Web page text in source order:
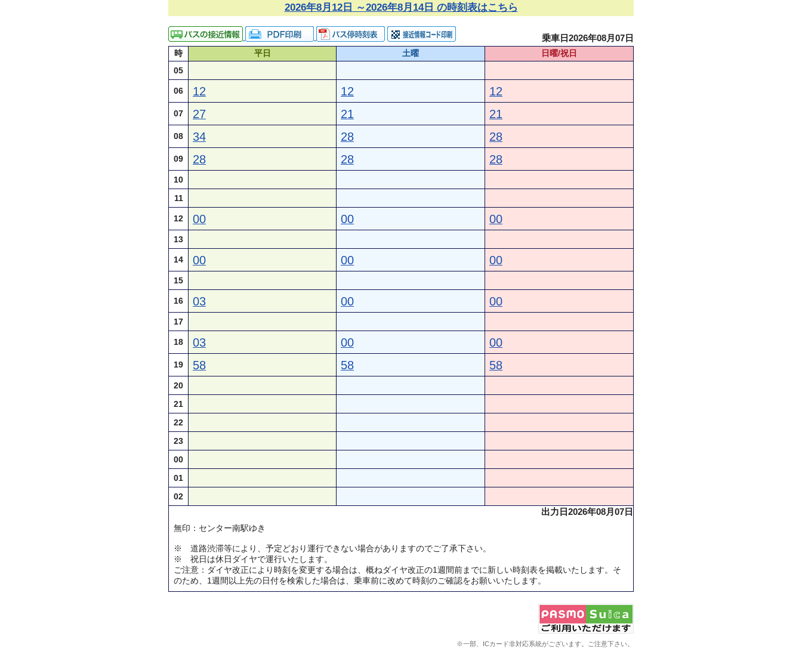
2026年8月12日 ～2026年8月14日 の時刻表はこちら
乗車日2026年08月07日
時 平日 土曜
日曜/祝日
05
06 12 12 12
07 27 21 21
08 34 28 28
09 28 28 28
10
11
12 00 00 00
13
14 00 00 00
15
16 03 00 00
17
18 03 00 00
19 58 58 58
20
21
22
23
00
01
02
出力日2026年08月07日
無印：センター南駅ゆき
※ 道路渋滞等により、予定どおり運行できない場合がありますのでご了承下さい。
※ 祝日は休日ダイヤで運行いたします。
ご注意：ダイヤ改正により時刻を変更する場合は、概ねダイヤ改正の1週間前までに新しい時刻表を掲載いたします。そ
のため、1週間以上先の日付を検索した場合は、乗車前に改めて時刻のご確認をお願いいたします。
※一部、ICカード非対応系統がございます。ご注意下さい。